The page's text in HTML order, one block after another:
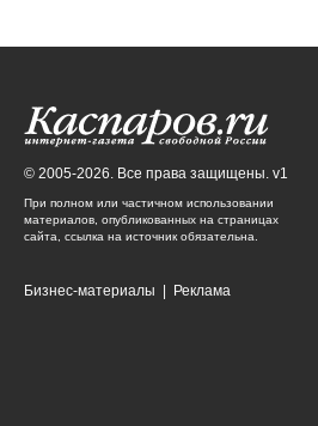
© 2005-2026. Все права защищены. v1
При полном или частичном использовании
материалов, опубликованных на страницах
сайта, ссылка на источник обязательна.
Бизнес-материалы Реклама